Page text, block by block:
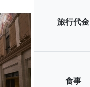
旅行代金
食事